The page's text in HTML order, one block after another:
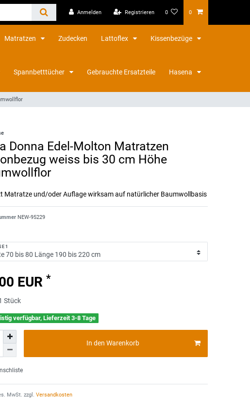
Anmelden Registrieren 0 0
Matratzen Zudecken Lattoflex Kissenbezüge
Spannbetttücher Gebrauchte Ersatzteile Hasena
Donna Edel-Molton Matratzen
weiss bis 30 cm Höhe
Matratze und/oder Auflage wirksam auf natürlicher Baumwollbasis
NEW-95229
1
EUR *
Stück
verfügbar, Lieferzeit 3-8 Tage
In den Warenkorb
MwSt. zzgl. Versandkosten